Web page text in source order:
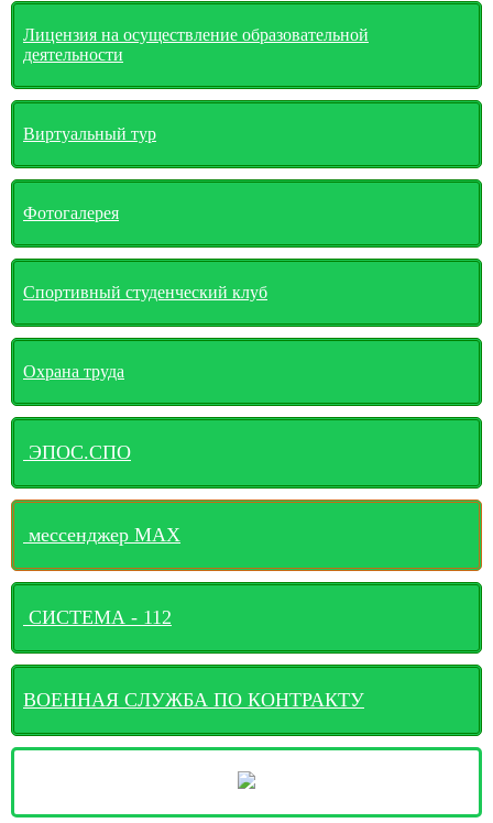
Лицензия на осуществление образовательной
деятельности
Виртуальный тур
Фотогалерея
Спортивный студенческий клуб
Охрана труда
ЭПОС.СПО
мессенджер MАХ
СИСТЕМА - 112
ВОЕННАЯ СЛУЖБА ПО КОНТРАКТУ